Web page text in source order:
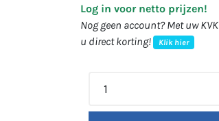
Log in voor netto prijzen!
Nog geen account? Met uw
u direct korting!
Klik hier